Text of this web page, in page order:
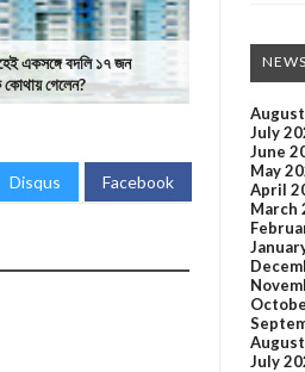
একসঙ্গে বদলি ১৭ জন
গেলেন?
Disqus Facebook
July
June
May
April
March
July